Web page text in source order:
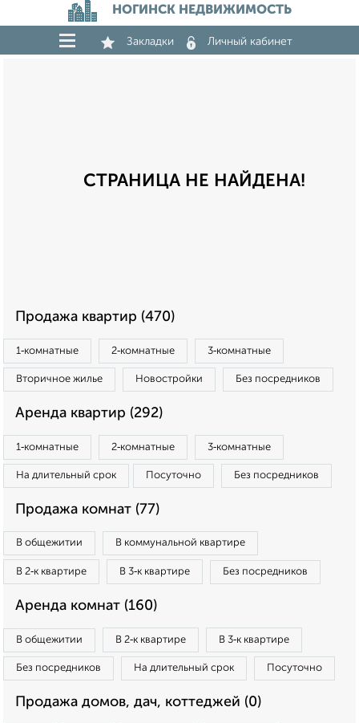
НОГИНСК НЕДВИЖИМОСТЬ
Закладки Личный кабинет
СТРАНИЦА НЕ НАЙДЕНА!
Продажа квартир (470)
1‑комнатные 2‑комнатные 3‑комнатные
Вторичное жилье Новостройки Без посредников
Аренда квартир (292)
1‑комнатные 2‑комнатные 3‑комнатные
На длительный срок Посуточно Без посредников
Продажа комнат (77)
В общежитии В коммунальной квартире
В 2‑к квартире В 3‑к квартире Без посредников
Аренда комнат (160)
В общежитии В 2‑к квартире В 3‑к квартире
Без посредников На длительный срок Посуточно
Продажа домов, дач, коттеджей (0)